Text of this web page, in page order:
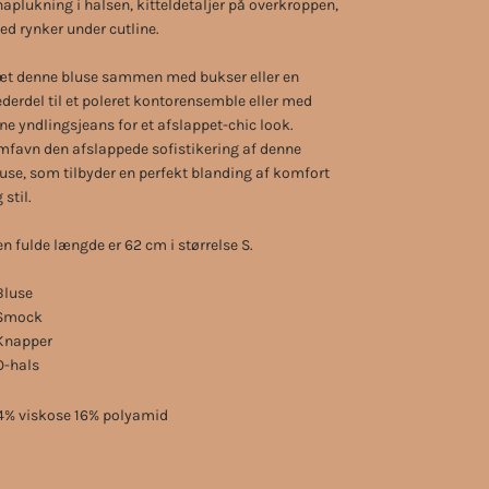
i halsen, kitteldetaljer på overkroppen,
rynker under cutline.
denne bluse sammen med bukser eller en
til et poleret kontorensemble eller med
yndlingsjeans for et afslappet-chic look.
den afslappede sofistikering af denne
som tilbyder en perfekt blanding af komfort
stil.
fulde længde er 62 cm i størrelse S.
hals
viskose 16% polyamid